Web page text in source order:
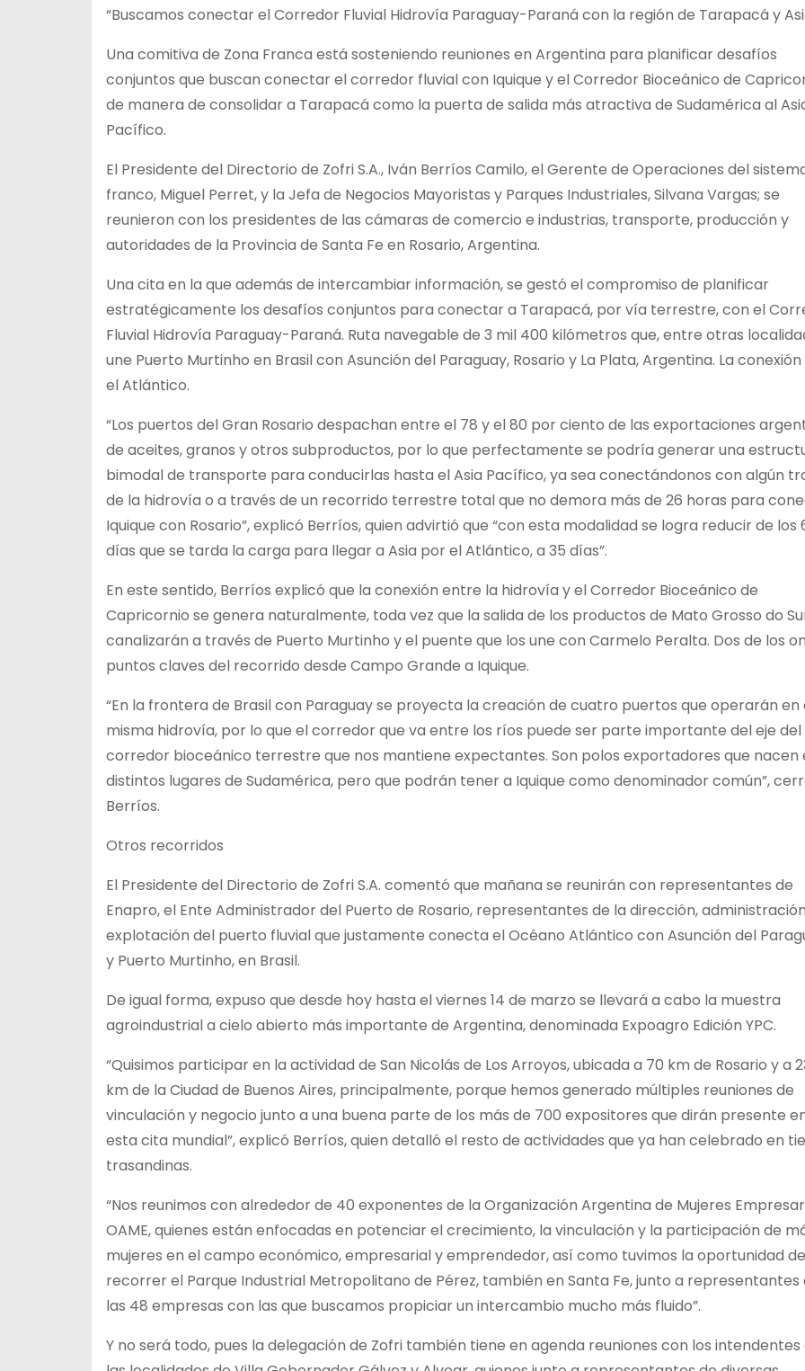
“Buscamos conectar el Corredor Fluvial Hidrovía Paraguay-Paraná con la región de Tarapacá y
Una comitiva de Zona Franca está sosteniendo reuniones en Argentina para planificar desafíos
conjuntos que buscan conectar el corredor fluvial con Iquique y el Corredor Bioceánico de
de manera de consolidar a Tarapacá como la puerta de salida más atractiva de Sudamérica al
Pacífico.
El Presidente del Directorio de Zofri S.A., Iván Berríos Camilo, el Gerente de Operaciones del
franco, Miguel Perret, y la Jefa de Negocios Mayoristas y Parques Industriales, Silvana Vargas; se
reunieron con los presidentes de las cámaras de comercio e industrias, transporte, producción y
autoridades de la Provincia de Santa Fe en Rosario, Argentina.
Una cita en la que además de intercambiar información, se gestó el compromiso de planificar
estratégicamente los desafíos conjuntos para conectar a Tarapacá, por vía terrestre, con el
Fluvial Hidrovía Paraguay-Paraná. Ruta navegable de 3 mil 400 kilómetros que, entre otras
une Puerto Murtinho en Brasil con Asunción del Paraguay, Rosario y La Plata, Argentina. La
el Atlántico.
“Los puertos del Gran Rosario despachan entre el 78 y el 80 por ciento de las exportaciones
de aceites, granos y otros subproductos, por lo que perfectamente se podría generar una
bimodal de transporte para conducirlas hasta el Asia Pacífico, ya sea conectándonos con algún
de la hidrovía o a través de un recorrido terrestre total que no demora más de 26 horas para
Iquique con Rosario”, explicó Berríos, quien advirtió que “con esta modalidad se logra reducir de los
días que se tarda la carga para llegar a Asia por el Atlántico, a 35 días”.
En este sentido, Berríos explicó que la conexión entre la hidrovía y el Corredor Bioceánico de
Capricornio se genera naturalmente, toda vez que la salida de los productos de Mato Grosso do
canalizarán a través de Puerto Murtinho y el puente que los une con Carmelo Peralta. Dos de los
puntos claves del recorrido desde Campo Grande a Iquique.
“En la frontera de Brasil con Paraguay se proyecta la creación de cuatro puertos que operarán en
misma hidrovía, por lo que el corredor que va entre los ríos puede ser parte importante del eje del
corredor bioceánico terrestre que nos mantiene expectantes. Son polos exportadores que nacen
distintos lugares de Sudamérica, pero que podrán tener a Iquique como denominador común”,
Berríos.
Otros recorridos
El Presidente del Directorio de Zofri S.A. comentó que mañana se reunirán con representantes de
Enapro, el Ente Administrador del Puerto de Rosario, representantes de la dirección,
explotación del puerto fluvial que justamente conecta el Océano Atlántico con Asunción del
y Puerto Murtinho, en Brasil.
De igual forma, expuso que desde hoy hasta el viernes 14 de marzo se llevará a cabo la muestra
agroindustrial a cielo abierto más importante de Argentina, denominada Expoagro Edición YPC.
“Quisimos participar en la actividad de San Nicolás de Los Arroyos, ubicada a 70 km de Rosario y a
km de la Ciudad de Buenos Aires, principalmente, porque hemos generado múltiples reuniones de
vinculación y negocio junto a una buena parte de los más de 700 expositores que dirán presente
esta cita mundial”, explicó Berríos, quien detalló el resto de actividades que ya han celebrado en
trasandinas.
“Nos reunimos con alrededor de 40 exponentes de la Organización Argentina de Mujeres
OAME, quienes están enfocadas en potenciar el crecimiento, la vinculación y la participación de
mujeres en el campo económico, empresarial y emprendedor, así como tuvimos la oportunidad de
recorrer el Parque Industrial Metropolitano de Pérez, también en Santa Fe, junto a representantes
las 48 empresas con las que buscamos propiciar un intercambio mucho más fluido”.
Y no será todo, pues la delegación de Zofri también tiene en agenda reuniones con los intendentes